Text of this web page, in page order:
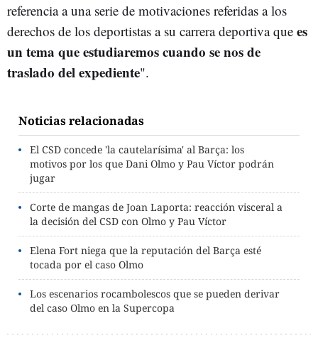
referencia a una serie de motivaciones referidas a los
derechos de los deportistas a su carrera deportiva que es
un tema que estudiaremos cuando se nos de
traslado del expediente".
Noticias relacionadas
El CSD concede 'la cautelarísima' al Barça: los
motivos por los que Dani Olmo y Pau Víctor podrán
jugar
Corte de mangas de Joan Laporta: reacción visceral a
la decisión del CSD con Olmo y Pau Víctor
Elena Fort niega que la reputación del Barça esté
tocada por el caso Olmo
Los escenarios rocambolescos que se pueden derivar
del caso Olmo en la Supercopa